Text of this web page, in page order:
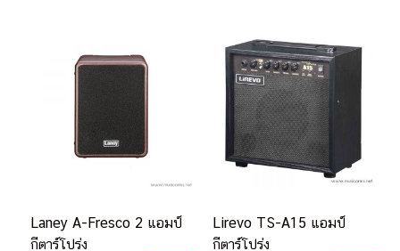
Laney A-Fresco 2 แอมป์
กีตาร์โปร่ง
Lirevo TS-A15 แอมป์
กีตาร์โปร่ง